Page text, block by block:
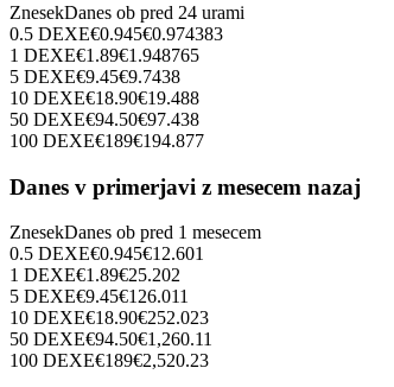
ZnesekDanes ob pred 24 urami
0.5 DEXE€0.945€0.974383
1 DEXE€1.89€1.948765
5 DEXE€9.45€9.7438
10 DEXE€18.90€19.488
50 DEXE€94.50€97.438
100 DEXE€189€194.877
Danes v primerjavi z mesecem nazaj
ZnesekDanes ob pred 1 mesecem
0.5 DEXE€0.945€12.601
1 DEXE€1.89€25.202
5 DEXE€9.45€126.011
10 DEXE€18.90€252.023
50 DEXE€94.50€1,260.11
100 DEXE€189€2,520.23